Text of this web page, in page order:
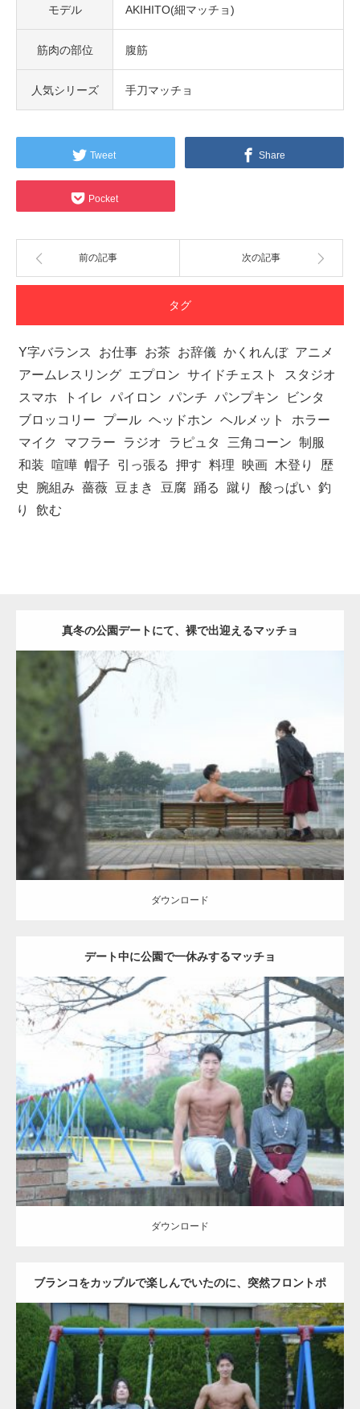
モデル AKIHITO(細マッチョ)
筋肉の部位 腹筋
人気シリーズ 手刀マッチョ
Tweet Share
Pocket
前の記事 次の記事
タグ
Y字バランス お仕事 お茶 お辞儀 かくれんぼ アニメ
アームレスリング エプロン サイドチェスト
スタジオ
スマホ
トイレ パイロン パンチ パンプキン
ビンタ
ブロッコリー
プール ヘッドホン ヘルメット
ホラー
マイク
マフラー ラジオ ラピュタ 三角コーン 制服
和装
喧嘩 帽子 引っ張る 押す 料理 映画 木登り
歴
史
腕組み 薔薇 豆まき 豆腐 踊る 蹴り 酸っぱい 釣
り
飲む
真冬の公園デートにて、裸で出迎えるマッチョ
公園のマッチョ AKIHITO(細マッチョ) 背中
ダウンロード
ダウンロード
デート中に公園で一休みするマッチョ
Update:2021.07.6
Category:公園のマッチョ その他 AKIHITO(細マッチョ) 腹筋
ダウンロード
ダウンロード
ブランコをカップルで楽しんでいたのに、突然フロントポ
ーズをするマッチョ
Update: 2021.07.6
Category:公園のマッチョ その他 AKIHITO(細マッチョ) 腹筋 大胸筋